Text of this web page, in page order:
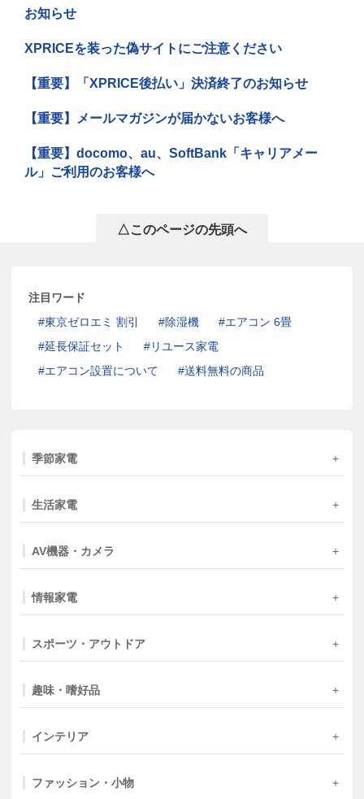
お知らせ
XPRICEを装った偽サイトにご注意ください
【重要】「XPRICE後払い」決済終了のお知らせ
【重要】メールマガジンが届かないお客様へ
【重要】docomo、au、SoftBank「キャリアメー
ル」ご利用のお客様へ
△このページの先頭へ
注目ワード
東京ゼロエミ 割引
除湿機
エアコン 6畳
延長保証セット
リユース家電
エアコン設置について
送料無料の商品
季節家電
生活家電
AV機器・カメラ
情報家電
スポーツ・アウトドア
趣味・嗜好品
インテリア
ファッション・小物